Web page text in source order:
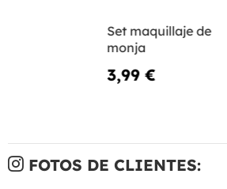
Set maquillaje de
monja
3,99 €
FOTOS DE CLIENTES: